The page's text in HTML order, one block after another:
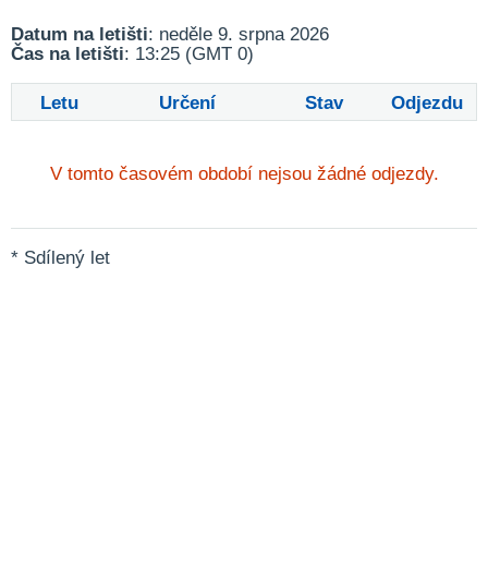
Datum na letišti: neděle 9. srpna 2026
Čas na letišti: 13:25 (GMT 0)
Letu Určení Stav Odjezdu
V tomto časovém období nejsou žádné odjezdy.
* Sdílený let